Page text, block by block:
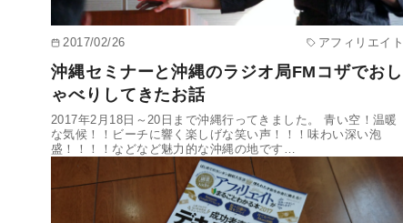
2017/02/26 アフィリエイト
沖縄セミナーと沖縄のラジオ局FMコザでおし
ゃべりしてきたお話
2017年2月18日～20日まで沖縄行ってきました。 青い空！温暖
な気候！！ビーチに響く楽しげな笑い声！！！味わい深い泡
盛！！！！などなど魅力的な沖縄の地です…